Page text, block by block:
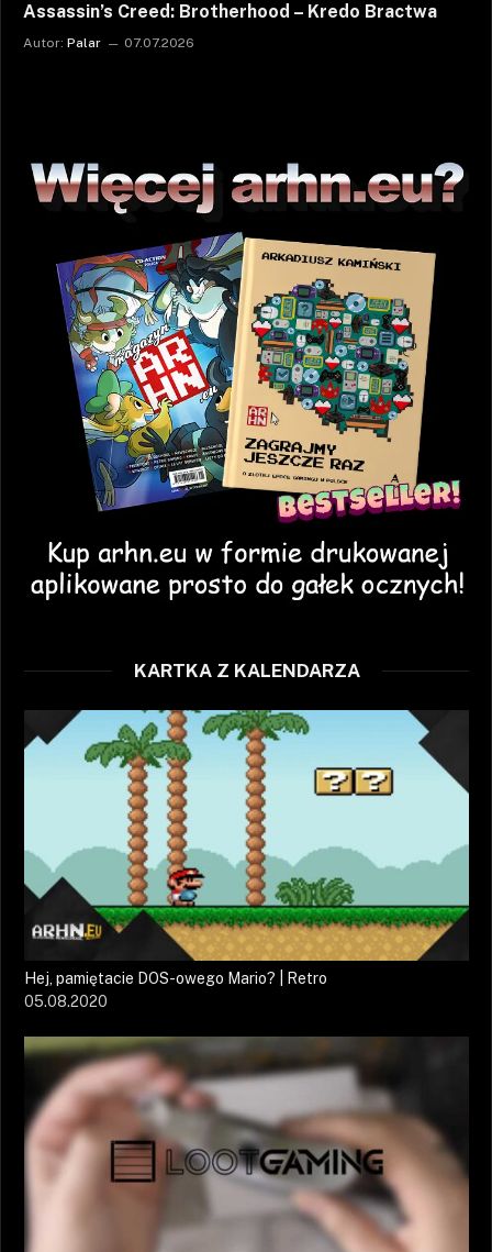
Assassin’s Creed: Brotherhood – Kredo Bractwa
Autor: Palar 07.07.2026
KARTKA Z KALENDARZA
Hej, pamiętacie DOS-owego Mario? | Retro
05.08.2020